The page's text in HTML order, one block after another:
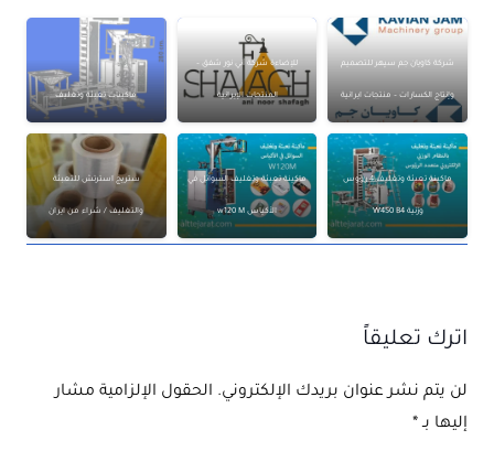
شركة كاويان جم سپهر للتصميم
وإنتاج الكسارات – منتجات ايرانية
للإضاءة شركة آني نور شفق –
المنتجات الإيرانية ماكينات تعبئة وتغليف
ماكينة تعبئة وتغليف 4 رؤوس
وزنية W450 B4
ماكينة تعبئة وتغليف السوائل في
الأكياس w120 M
ستريج استرتش للتعبئة
والتغليف / شراء من ايران
اترك تعليقاً
لن يتم نشر عنوان بريدك الإلكتروني. الحقول الإلزامية مشار
إليها بـ*